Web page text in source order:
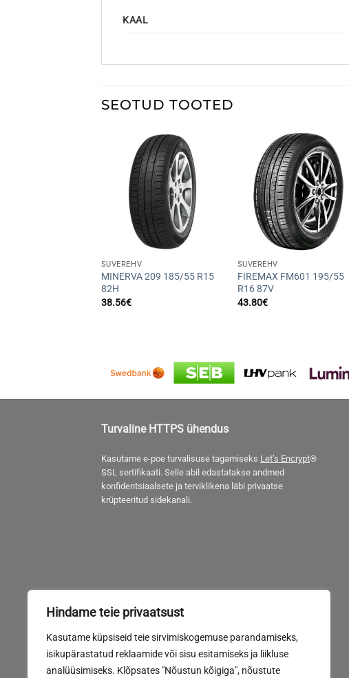
Hindame teie privaatsust
Kasutame küpsiseid teie sirvimiskogemuse parandamiseks,
isikupärastatud reklaamide või sisu esitamiseks ja liikluse
analüüsimiseks. Klõpsates "Nõustun kõigiga", nõustute
KAAL
SEOTUD TOOTED
SUVEREHV
MINERVA 209 185/55 R15
82H
38.56€
SUVEREHV
FIREMAX FM601 195/55
R16 87V
43.80€
Turvaline HTTPS ühendus
Kasutame e-poe turvalisuse tagamiseks Let’s Encrypt®
SSL sertifikaati. Selle abil edastatakse andmed
konfidentsiaalsete ja terviklikena läbi privaatse
krüpteeritud sidekanali.